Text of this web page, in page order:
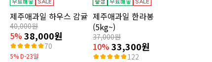
제주애과일 하우스 감귤
40,000원
5% 38,000원
70
5% D-23일
제주애과일 한라봉
(5kg~)
37,000원
10% 33,300원
122